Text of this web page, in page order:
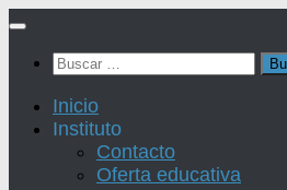
Saltar
contenido
Buscar:
Inicio
Instituto
Contacto
Oferta educativa